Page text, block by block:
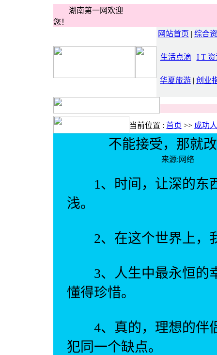
湖南第一网欢迎
您！
网站首页 | 综合
生活点滴 | I T 资
华夏旅游 | 创业
当前位置 : 首页 >> 成功
不能接受，那就
来源:网
1、时间，让深的东
浅。
2、在这个世界上，
3、人生中最永恒的
懂得珍惜。
4、真的，理想的伴
犯同一个缺点。